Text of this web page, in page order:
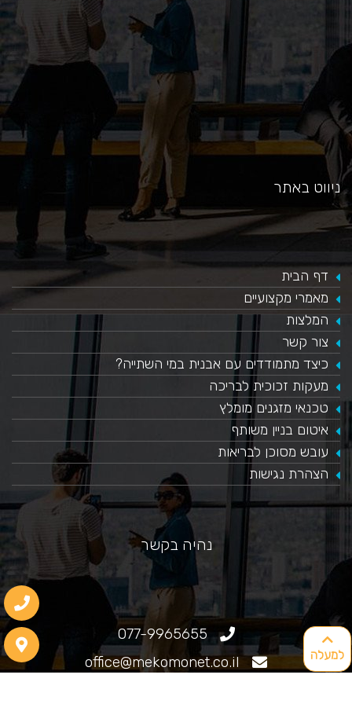
למעלה
ניווט באתר
דף הבית
מאמרי מקצועיים
המלצות
צור קשר
כיצד מתמודדים עם אבנית במי השתייה?
​מעקות זכוכית לבריכה
טכנאי מזגנים מומלץ
איטום בניין משותף
עובש מסוכן לבריאות
הצהרת נגישות
נהיה בקשר
077-9965655
office@mekomonet.co.il